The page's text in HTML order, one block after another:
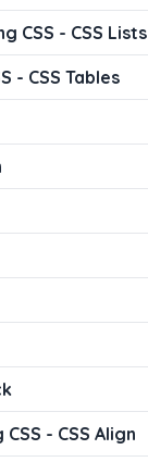
CSS - CSS Lists
- CSS Tables
- CSS Align